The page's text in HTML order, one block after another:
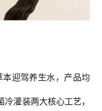
迎驾养生水，产品均
灌装两大核心工艺，